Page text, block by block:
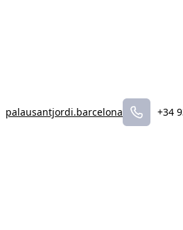
palausantjordi.barcelona +34